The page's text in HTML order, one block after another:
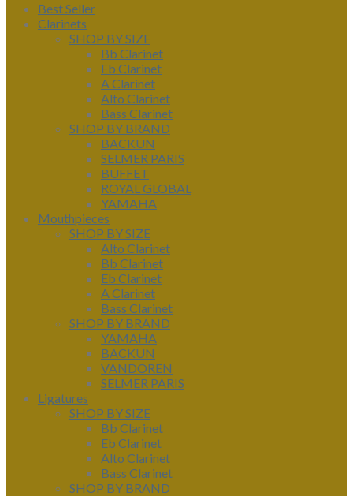
Best Seller
Clarinets
SHOP BY SIZE
Bb Clarinet
Eb Clarinet
A Clarinet
Alto Clarinet
Bass Clarinet
SHOP BY BRAND
BACKUN
SELMER PARIS
BUFFET
ROYAL GLOBAL
YAMAHA
Mouthpieces
SHOP BY SIZE
Alto Clarinet
Bb Clarinet
Eb Clarinet
A Clarinet
Bass Clarinet
SHOP BY BRAND
YAMAHA
BACKUN
VANDOREN
SELMER PARIS
Ligatures
SHOP BY SIZE
Bb Clarinet
Eb Clarinet
Alto Clarinet
Bass Clarinet
SHOP BY BRAND